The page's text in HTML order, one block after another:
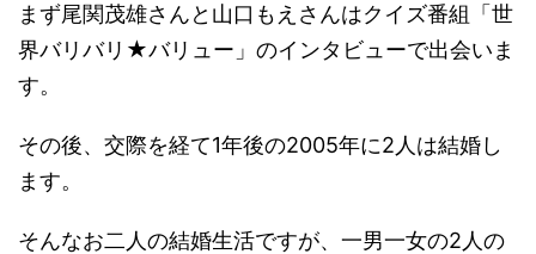
まず尾関茂雄さんと山口もえさんはクイズ番組「世
界バリバリ★バリュー」のインタビューで出会いま
す。
その後、交際を経て1年後の2005年に2人は結婚し
ます。
そんなお二人の結婚生活ですが、一男一女の2人の